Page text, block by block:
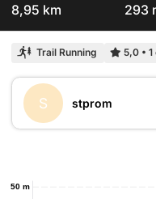
8,95 km 293
Trail Running 5,0 • 1
S stprom
50 m